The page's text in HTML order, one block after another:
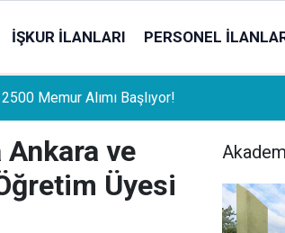
İŞKUR İLANLARI PERSONEL
Stopaj Oranları Artıyor!
ve
Üyesi